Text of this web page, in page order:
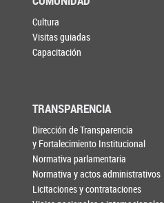
Cultura
Visitas guiadas
Capacitación
TRANSPARENCIA
Dirección de Transparencia
y Fortalecimiento Institucional
Normativa parlamentaria
Normativa y actos administrativos
Licitaciones y contrataciones